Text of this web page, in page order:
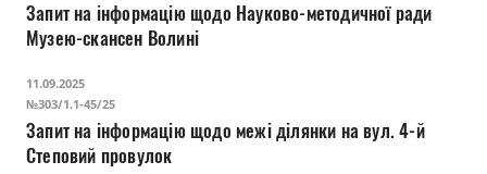
Запит на інформацію щодо Науково-методичної ради
Музею-скансен Волині
11.09.2025
№303/1.1-45/25
Запит на інформацію щодо межі ділянки на вул. 4-й
Степовий провулок